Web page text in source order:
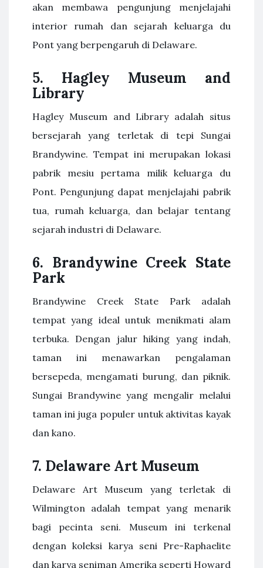
akan membawa pengunjung menjelajahi
interior rumah dan sejarah keluarga du
Pont yang berpengaruh di Delaware.
5. Hagley Museum and
Library
Hagley Museum and Library adalah situs
bersejarah yang terletak di tepi Sungai
Brandywine. Tempat ini merupakan lokasi
pabrik mesiu pertama milik keluarga du
Pont. Pengunjung dapat menjelajahi pabrik
tua, rumah keluarga, dan belajar tentang
sejarah industri di Delaware.
6. Brandywine Creek State
Park
Brandywine Creek State Park adalah
tempat yang ideal untuk menikmati alam
terbuka. Dengan jalur hiking yang indah,
taman ini menawarkan pengalaman
bersepeda, mengamati burung, dan piknik.
Sungai Brandywine yang mengalir melalui
taman ini juga populer untuk aktivitas kayak
dan kano.
7. Delaware Art Museum
Delaware Art Museum yang terletak di
Wilmington adalah tempat yang menarik
bagi pecinta seni. Museum ini terkenal
dengan koleksi karya seni Pre-Raphaelite
dan karya seniman Amerika seperti Howard